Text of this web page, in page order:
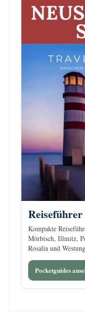
Reiseführer
Kompakte
Mörbisch, Illmitz,
Rosalia und
Pocketguides